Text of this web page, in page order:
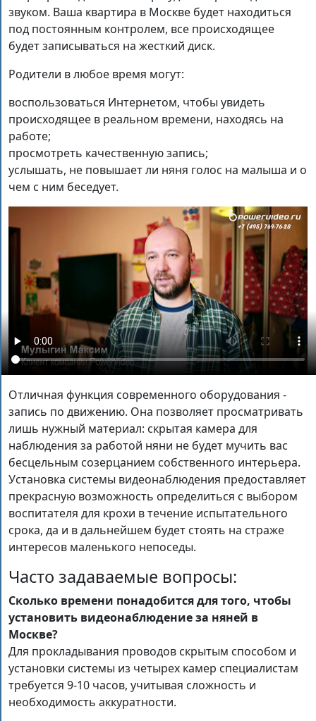
звуком. Ваша квартира в Москве будет находиться
под постоянным контролем, все происходящее
будет записываться на жесткий диск.
Родители в любое время могут:
воспользоваться Интернетом, чтобы увидеть
происходящее в реальном времени, находясь на
работе;
просмотреть качественную запись;
услышать, не повышает ли няня голос на малыша и о
чем с ним беседует.
Отличная функция современного оборудования -
запись по движению. Она позволяет просматривать
лишь нужный материал: скрытая камера для
наблюдения за работой няни не будет мучить вас
бесцельным созерцанием собственного интерьера.
Установка системы видеонаблюдения предоставляет
прекрасную возможность определиться с выбором
воспитателя для крохи в течение испытательного
срока, да и в дальнейшем будет стоять на страже
интересов маленького непоседы.
Часто задаваемые вопросы:
Сколько времени понадобится для того, чтобы
установить видеонаблюдение за няней в
Москве?
Для прокладывания проводов скрытым способом и
установки системы из четырех камер специалистам
требуется 9-10 часов, учитывая сложность и
необходимость аккуратности.